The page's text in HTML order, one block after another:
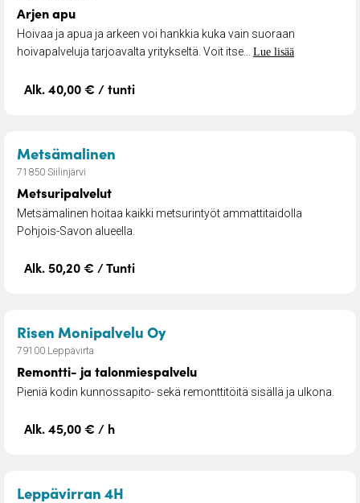
Arjen apu
Hoivaa ja apua ja arkeen voi hankkia kuka vain suoraan
hoivapalveluja tarjoavalta yritykseltä. Voit itse... Lue lisää
Alk. 40,00 € / tunti
Metsämalinen
71850 Siilinjärvi
Metsuripalvelut
Metsämalinen hoitaa kaikki metsurintyöt ammattitaidolla
Pohjois-Savon alueella.
Alk. 50,20 € / Tunti
Risen Monipalvelu Oy– Remontti- ja
79100 Leppävirta
Remontti- ja talonmiespalvelu
Pieniä kodin kunnossapito- sekä remonttitöitä sisällä ja ulkona.
Alk. 45,00 € / h
Leppävirran 4H